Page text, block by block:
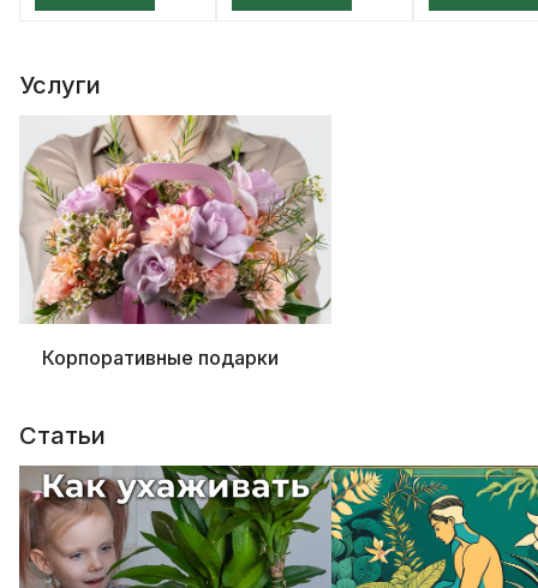
Услуги
Корпоративные подарки
Статьи